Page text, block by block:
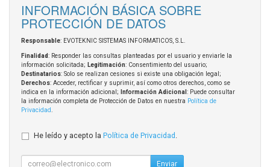
INFORMACIÓN BÁSICA SOBRE
PROTECCIÓN DE DATOS
Responsable: EVOTEKNIC SISTEMAS INFORMATICOS, S.L.
Finalidad: Responder las consultas planteadas por el usuario y enviarle la
información solicitada; Legitimación: Consentimiento del usuario;
Destinatarios: Solo se realizan cesiones si existe una obligación legal;
Derechos: Acceder, rectificar y suprimir, así como otros derechos, como se
indica en la información adicional;
Información Adicional : Puede consultar
la información completa de Protección de Datos en nuestra Política de
Privacidad
He leído y acepto la Política de Privacidad
Enviar